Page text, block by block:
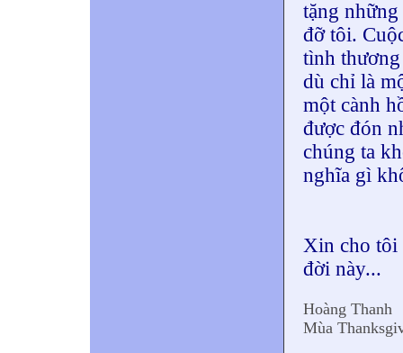
tặng
đỡ tôi.
tình
dù chỉ là
một cành
được đón
chúng ta
nghĩa gì
Xin cho tôi
đời này...
Hoàng Thanh
Mùa